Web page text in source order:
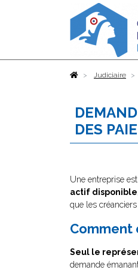
AccueilJudiciaire
DES
Une entreprise
actif disponible
que les
Comment
Seul le
demande